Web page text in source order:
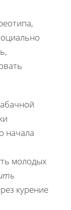
начала
молодых
курение